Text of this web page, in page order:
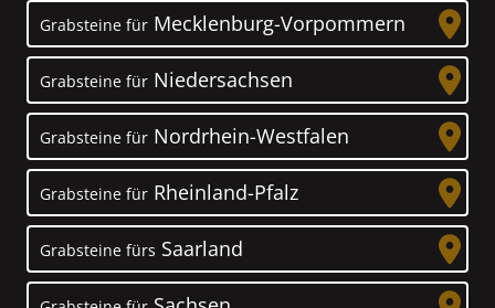
Grabsteine für Mecklenburg-Vorpommern
Grabsteine für Niedersachsen
Grabsteine für Nordrhein-Westfalen
Grabsteine für Rheinland-Pfalz
Grabsteine fürs Saarland